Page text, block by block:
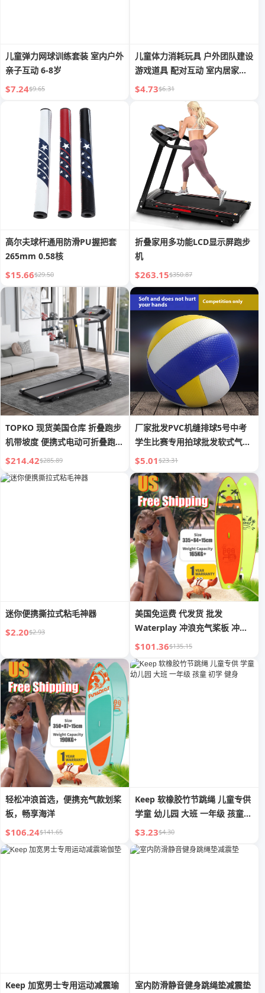
儿童弹力网球训练套装 室内户外
亲子互动 6-8岁
$7.24$9.65
儿童体力消耗玩具 户外团队建设
游戏道具 配对互动 室内居家运
动器材训练
$4.73$6.31
高尔夫球杆通用防滑PU握把套
265mm 0.58核
$15.66$29.50
折叠家用多功能LCD显示屏跑步
机
$263.15$350.87
TOPKO 现货美国仓库 折叠跑步
机带坡度 便携式电动可折叠跑步
机
$214.42$285.89
厂家批发PVC机缝排球5号中考
学生比赛专用拍球批发软式气排
球沙滩
$5.01$23.31
迷你便携撕拉式粘毛神器
$2.20$2.93
美国免运费 代发货 批发
Waterplay 冲浪充气桨板 冲浪
板 桨板 充气
$101.36$135.15
轻松冲浪首选，便携充气款划桨
板，畅享海洋
$106.24$141.65
Keep 软橡胶竹节跳绳 儿童专供
学童 幼儿园 大班 一年级 孩童
初学 健身
$3.23$4.30
Keep 加宽男士专用运动减震瑜
室内防滑静音健身跳绳垫减震垫